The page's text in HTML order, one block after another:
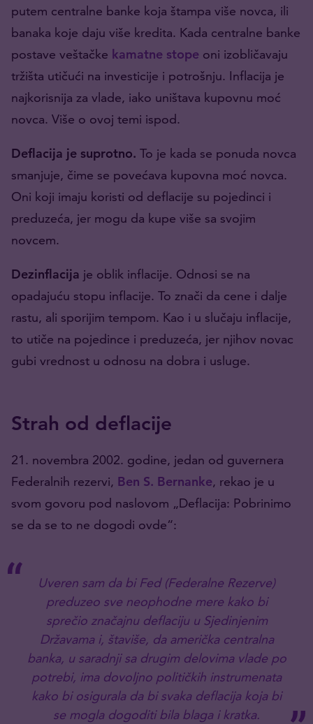
putem centralne banke koja štampa više novca, ili
banaka koje daju više kredita. Kada centralne banke
postave veštačke kamatne stope oni izobličavaju
tržišta utičući na investicije i potrošnju. Inflacija je
najkorisnija za vlade, iako uništava kupovnu moć
novca. Više o ovoj temi ispod.
Deflacija je suprotno. To je kada se ponuda novca
smanjuje, čime se povećava kupovna moć novca.
Oni koji imaju koristi od deflacije su pojedinci i
preduzeća, jer mogu da kupe više sa svojim
novcem.
Dezinflacija je oblik inflacije. Odnosi se na
opadajuću stopu inflacije. To znači da cene i dalje
rastu, ali sporijim tempom. Kao i u slučaju inflacije,
to utiče na pojedince i preduzeća, jer njihov novac
gubi vrednost u odnosu na dobra i usluge.
Strah od deflacije
21. novembra 2002. godine, jedan od guvernera
Federalnih rezervi, Ben S. Bernanke, rekao je u
svom govoru pod naslovom „Deflacija: Pobrinimo
se da se to ne dogodi ovde“:
Uveren sam da bi Fed (Federalne Rezerve)
preduzeo sve neophodne mere kako bi
sprečio značajnu deflaciju u Sjedinjenim
Državama i, štaviše, da američka centralna
banka, u saradnji sa drugim delovima vlade po
potrebi, ima dovoljno političkih instrumenata
kako bi osigurala da bi svaka deflacija koja bi
se mogla dogoditi bila blaga i kratka.